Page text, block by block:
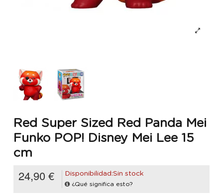
Red Super Sized Red Panda Mei
Funko POP! Disney Mei Lee 15
cm
24,90 € Disponibilidad:Sin stock
¿Qué significa esto?